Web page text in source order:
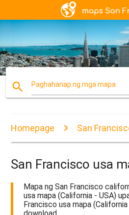
search Paghahanap ng mga mapa
Homepage San
San Francisco usa
Mapa ng San Francisco
usa mapa (California - USA)
Francisco usa mapa